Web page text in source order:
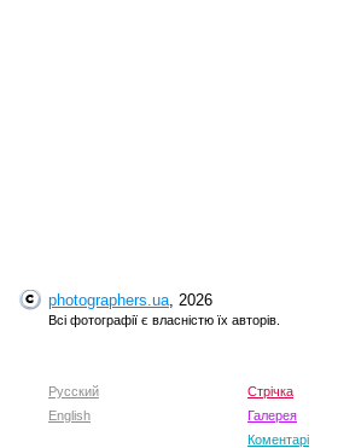
photographers.ua, 2026
Всі фотографії є власністю їх авторів.
Русский
English
Стрічка
Галерея
Коментарі